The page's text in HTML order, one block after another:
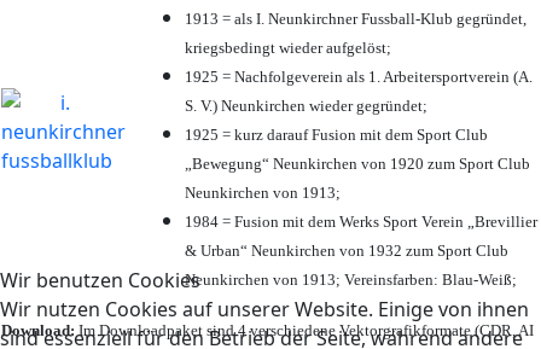
Wir benutzen Cookies
Wir nutzen Cookies auf unserer Website. Einige von ihnen
sind essenziell für den Betrieb der Seite, während andere
1913 = als I. Neunkirchner Fussball-Klub gegründet,
kriegsbedingt wieder aufgelöst;
1925 = Nachfolgeverein als 1. Arbeitersportverein (A.
S. V.) Neunkirchen wieder gegründet;
1925 = kurz darauf Fusion mit dem Sport Club
„Bewegung“ Neunkirchen von 1920 zum Sport Club
Neunkirchen von 1913;
1984 = Fusion mit dem Werks Sport Verein „Brevillier
& Urban“ Neunkirchen von 1932 zum Sport Club
Neunkirchen von 1913; Vereinsfarben: Blau-Weiß;
Download: Im Downloadpaket sind 4 verschiedene Vektorgrafikformate (CDR, AI